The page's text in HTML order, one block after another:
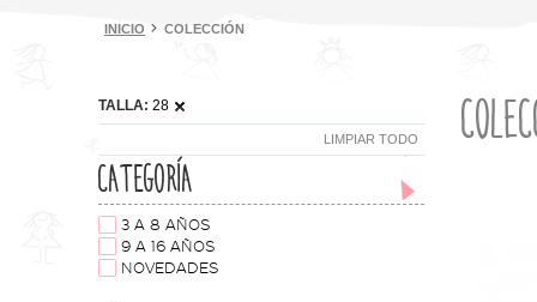
INICIO COLECCIÓN
TALLA: 28
LIMPIAR TODO
CATEGORÍA
3 A 8 AÑOS
9 A 16 AÑOS
NOVEDADES